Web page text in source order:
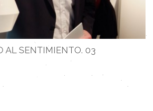
AL SENTIMIENTO. 03